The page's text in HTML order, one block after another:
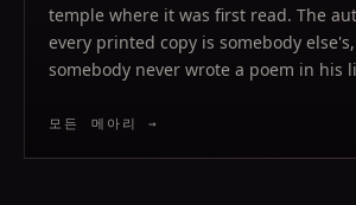
temple where it was first read. The
every printed copy is somebody
somebody never wrote a poem in his
모든 메아리 →